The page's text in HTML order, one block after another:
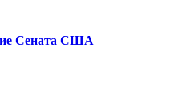
Сената США